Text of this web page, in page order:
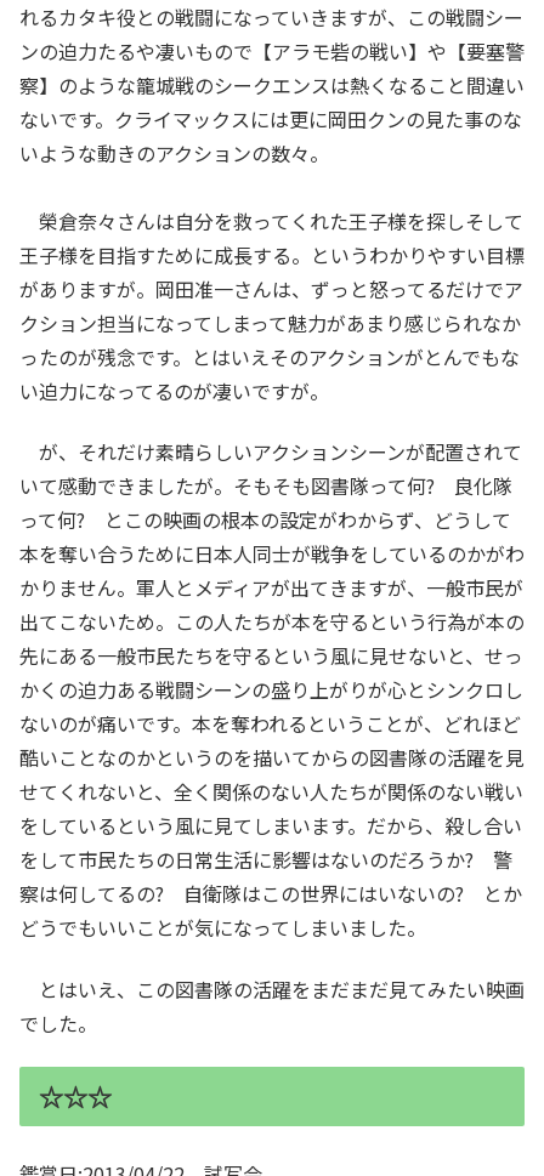
れるカタキ役との戦闘になっていきますが、この戦闘シー
ンの迫力たるや凄いもので【アラモ砦の戦い】や【要塞警
察】のような籠城戦のシークエンスは熱くなること間違い
ないです。クライマックスには更に岡田クンの見た事のな
いような動きのアクションの数々。
榮倉奈々さんは自分を救ってくれた王子様を探しそして
王子様を目指すために成長する。というわかりやすい目標
がありますが。岡田准一さんは、ずっと怒ってるだけでア
クション担当になってしまって魅力があまり感じられなか
ったのが残念です。とはいえそのアクションがとんでもな
い迫力になってるのが凄いですが。
が、それだけ素晴らしいアクションシーンが配置されて
いて感動できましたが。そもそも図書隊って何? 良化隊
って何? とこの映画の根本の設定がわからず、どうして
本を奪い合うために日本人同士が戦争をしているのかがわ
かりません。軍人とメディアが出てきますが、一般市民が
出てこないため。この人たちが本を守るという行為が本の
先にある一般市民たちを守るという風に見せないと、せっ
かくの迫力ある戦闘シーンの盛り上がりが心とシンクロし
ないのが痛いです。本を奪われるということが、どれほど
酷いことなのかというのを描いてからの図書隊の活躍を見
せてくれないと、全く関係のない人たちが関係のない戦い
をしているという風に見てしまいます。だから、殺し合い
をして市民たちの日常生活に影響はないのだろうか? 警
察は何してるの? 自衛隊はこの世界にはいないの? とか
どうでもいいことが気になってしまいました。
とはいえ、この図書隊の活躍をまだまだ見てみたい映画
でした。
☆☆☆